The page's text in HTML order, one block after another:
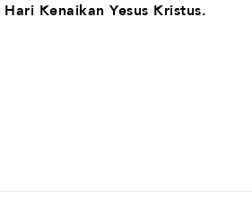
Hari Kenaikan Yesus Kristus.